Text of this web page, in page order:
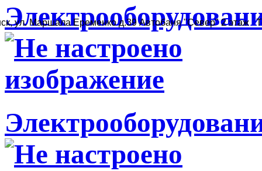
ул. Маршала Еременко д.39 Автобаня "Север" 2 этаж